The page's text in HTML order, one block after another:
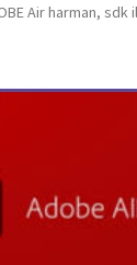
Air harman, sdk